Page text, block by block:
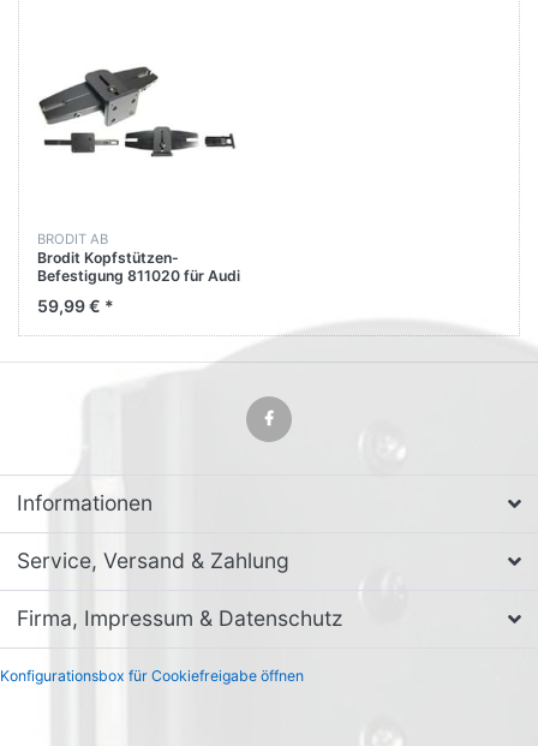
BRODIT AB
Brodit Kopfstützen-
Befestigung 811020 für Audi
59,99 € *
Informationen
Service, Versand & Zahlung
Firma, Impressum & Datenschutz
Konfigurationsbox für Cookiefreigabe öffnen